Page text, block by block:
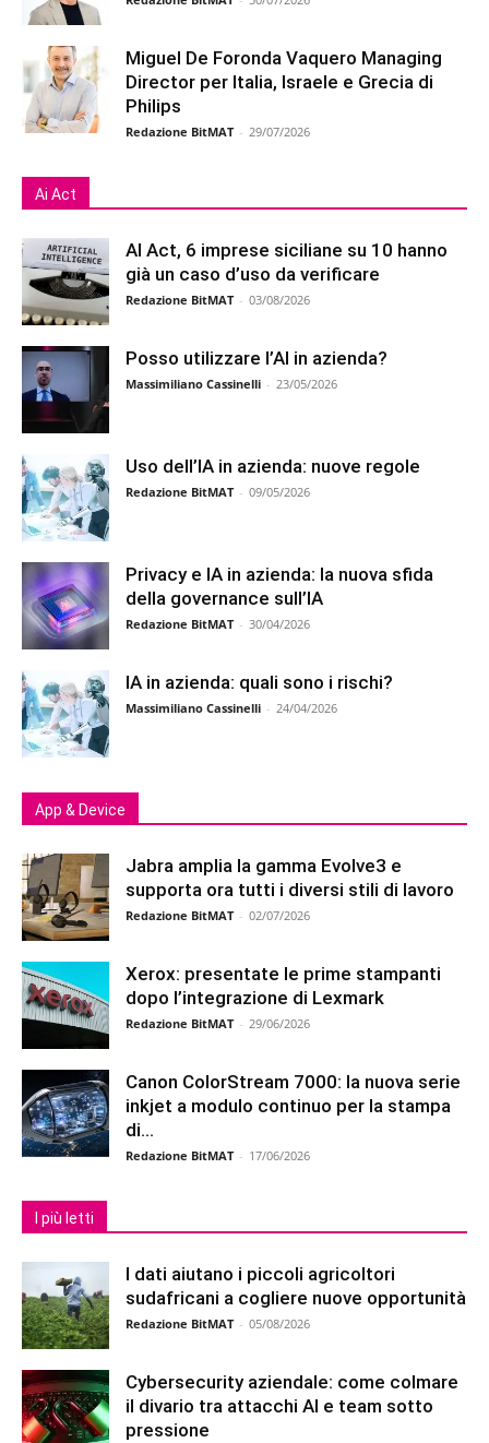
Miguel De Foronda Vaquero Managing
Director per Italia, Israele e Grecia di
Philips
Redazione BitMAT - 29/07/2026
Ai Act
AI Act, 6 imprese siciliane su 10 hanno
già un caso d’uso da verificare
Redazione BitMAT - 03/08/2026
Posso utilizzare l’AI in azienda?
Massimiliano Cassinelli - 23/05/2026
Uso dell’IA in azienda: nuove regole
Redazione BitMAT - 09/05/2026
Privacy e IA in azienda: la nuova sfida
della governance sull’IA
Redazione BitMAT - 30/04/2026
IA in azienda: quali sono i rischi?
Massimiliano Cassinelli - 24/04/2026
App & Device
Jabra amplia la gamma Evolve3 e
supporta ora tutti i diversi stili di lavoro
Redazione BitMAT - 02/07/2026
Xerox: presentate le prime stampanti
dopo l’integrazione di Lexmark
Redazione BitMAT - 29/06/2026
Canon ColorStream 7000: la nuova serie
inkjet a modulo continuo per la stampa
di...
Redazione BitMAT - 17/06/2026
I più letti
I dati aiutano i piccoli agricoltori
sudafricani a cogliere nuove opportunità
Redazione BitMAT - 05/08/2026
Cybersecurity aziendale: come colmare
il divario tra attacchi AI e team sotto
pressione